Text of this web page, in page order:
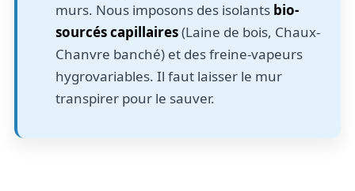
murs. Nous imposons des isolants bio-
sourcés capillaires(Laine de bois, Chaux-
Chanvre banché) et des freine-vapeurs
hygrovariables. Il faut laisser le mur
transpirer pour le sauver.